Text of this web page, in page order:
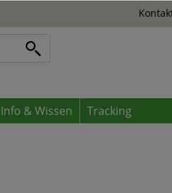
Info & Wissen Tracking